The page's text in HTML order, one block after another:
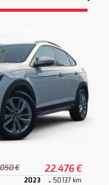
€ 22.476 €
2023 50.137 km